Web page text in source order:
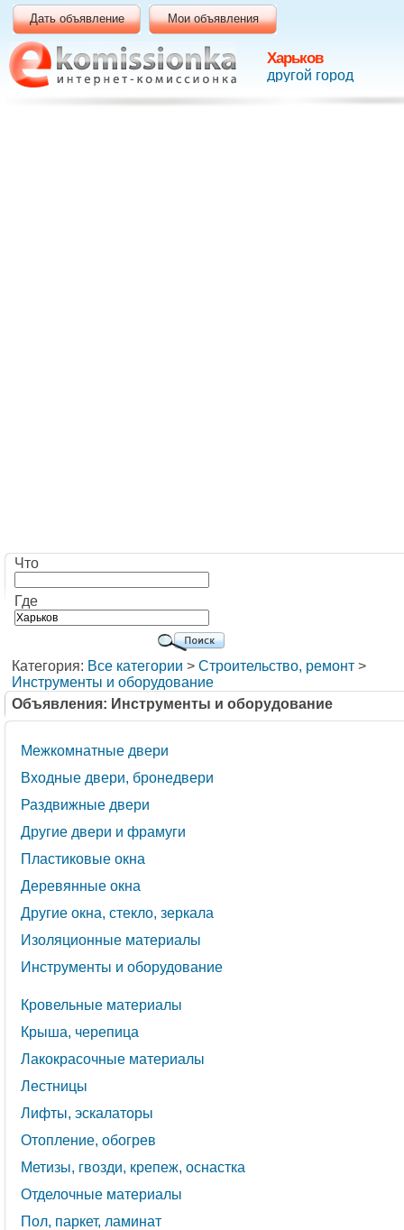
Харьков
другой город
Дать объявление Мои объявления
Что
Где
Категория: Все категории > Строительство, ремонт >
Инструменты и оборудование
Объявления: Инструменты и оборудование
Межкомнатные двери
Входные двери, бронедвери
Раздвижные двери
Другие двери и фрамуги
Пластиковые окна
Деревянные окна
Другие окна, стекло, зеркала
Изоляционные материалы
Инструменты и оборудование
Кровельные материалы
Крыша, черепица
Лакокрасочные материалы
Лестницы
Лифты, эскалаторы
Отопление, обогрев
Метизы, гвозди, крепеж, оснастка
Отделочные материалы
Пол, паркет, ламинат